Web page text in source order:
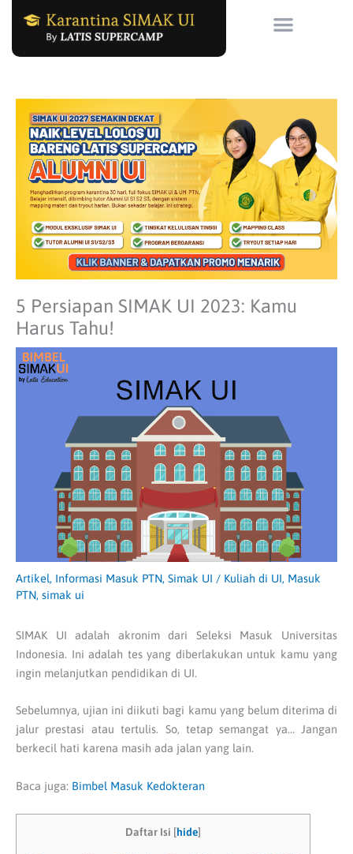
5 Persiapan SIMAK UI 2023: Kamu
Harus Tahu!
Artikel, Informasi Masuk PTN, Simak UI / Kuliah di UI, Masuk
PTN, simak ui
SIMAK UI adalah akronim dari Seleksi Masuk Universitas
Indonesia. Ini adalah tes yang diberlakukan untuk kamu yang
ingin melanjutkan pendidikan di UI.
Sebelumnya, ujian ini diikuti bagi kamu yang belum diterima di
jalur prestasi atau tertulis. So, tetap semangat ya… Jangan
berkecil hati karena masih ada jalan yang lain.
Baca juga: Bimbel Masuk Kedokteran
Daftar Isi [hide]